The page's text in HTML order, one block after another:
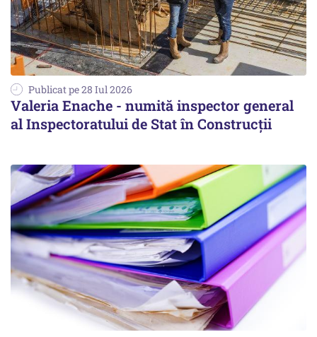
Publicat pe 28 Iul 2026
Valeria Enache - numită inspector general
al Inspectoratului de Stat în Construcții